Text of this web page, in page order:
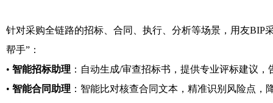
针对采购全链路的招标、合同、执行、分析等场景，用友BIP
帮手”：
• 智能招标助理 ：自动生成/审查招标书，提供专业评标建议
• 智能合同助理 ：智能比对核查合同文本，精准识别风险点，